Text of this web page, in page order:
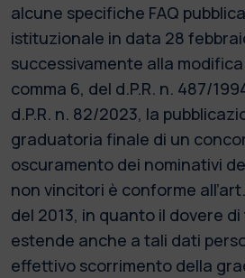
alcune specifiche FAQ
istituzionale in data 28
successivamente alla modifica
comma 6, del d.P.R. n. 487/
d.P.R. n. 82/2023, la
graduatoria finale di un
oscuramento dei nominativi
non vincitori è conforme
del 2013, in quanto il dovere
estende anche a tali dati
effettivo scorrimento della